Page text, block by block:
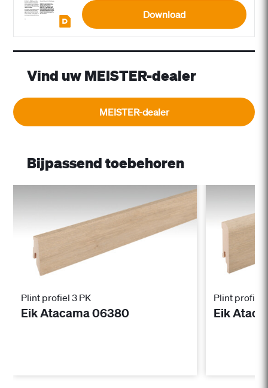
Download
Vind uw MEISTER-dealer
MEISTER-dealer
Bijpassend toebehoren
Plint profiel 3 PK
Eik Atacama 06380
Plint profiel
Eik